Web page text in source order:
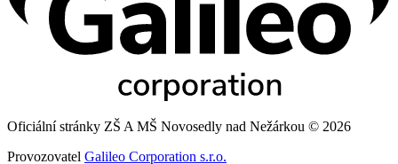
Oficiální stránky ZŠ A MŠ Novosedly nad Nežárkou © 2026
Provozovatel Galileo Corporation s.r.o.